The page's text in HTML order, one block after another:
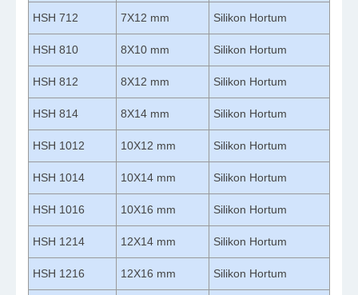
HSH 712 7X12 mm Silikon Hortum
HSH 810 8X10 mm Silikon Hortum
HSH 812 8X12 mm Silikon Hortum
HSH 814 8X14 mm Silikon Hortum
HSH 1012 10X12 mm Silikon Hortum
HSH 1014 10X14 mm Silikon Hortum
HSH 1016 10X16 mm Silikon Hortum
HSH 1214 12X14 mm Silikon Hortum
HSH 1216 12X16 mm Silikon Hortum